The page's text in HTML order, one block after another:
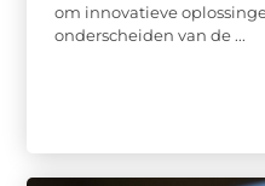
om innovatieve
onderscheiden van de ...